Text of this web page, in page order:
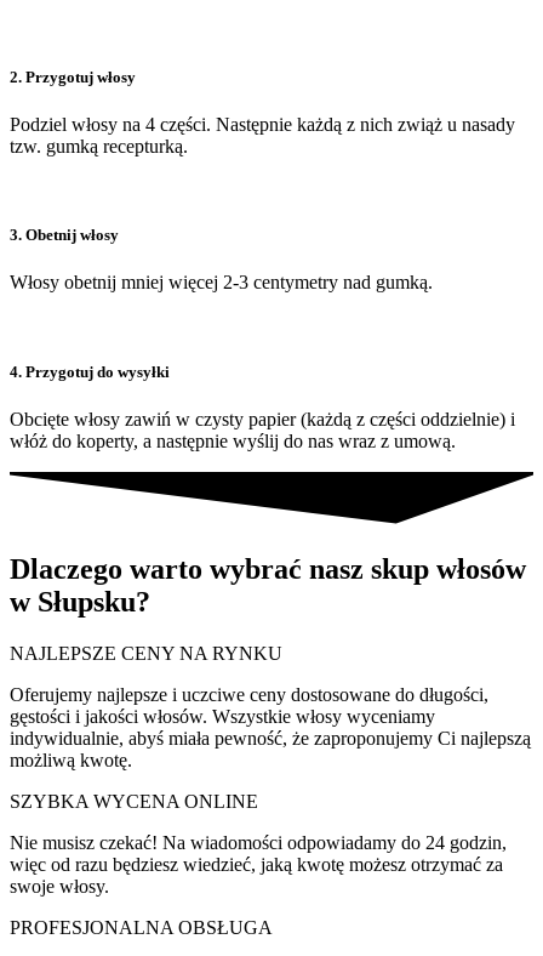
2. Przygotuj włosy
Podziel włosy na 4 części. Następnie każdą z nich zwiąż u nasady
tzw. gumką recepturką.
3. Obetnij włosy
Włosy obetnij mniej więcej 2-3 centymetry nad gumką.
4. Przygotuj do wysyłki
Obcięte włosy zawiń w czysty papier (każdą z części oddzielnie) i
włóż do koperty, a następnie wyślij do nas wraz z umową.
Dlaczego warto wybrać nasz skup włosów
w Słupsku?
NAJLEPSZE CENY NA RYNKU
Oferujemy najlepsze i uczciwe ceny dostosowane do długości,
gęstości i jakości włosów. Wszystkie włosy wyceniamy
indywidualnie, abyś miała pewność, że zaproponujemy Ci najlepszą
możliwą kwotę.
SZYBKA WYCENA ONLINE
Nie musisz czekać! Na wiadomości odpowiadamy do 24 godzin,
więc od razu będziesz wiedzieć, jaką kwotę możesz otrzymać za
swoje włosy.
PROFESJONALNA OBSŁUGA